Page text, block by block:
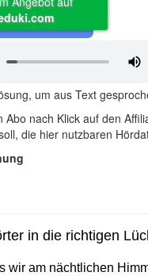
um aus Text
Abo nach Klick auf den
die hier nutzbaren